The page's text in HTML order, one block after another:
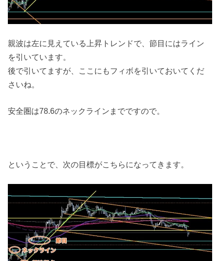
親波は左に見えている上昇トレンドで、節目にはライン
を引いています。
後で引いてますが、ここにもフィボを引いておいてくだ
さいね。
安全圏は78.6のネックラインまでですので。
ということで、次の目標がこちらになってきます。